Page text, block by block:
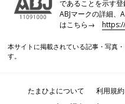
であることを示す
ABJマークの詳細、
はこちら→
本サイトに掲載されている記事・写真
す。
たまひよについて 利用規約